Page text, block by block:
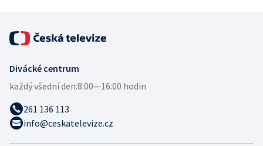
Divácké centrum
každý všední den:8:00—16:00 hodin
261 136 113
info@ceskatelevize.cz